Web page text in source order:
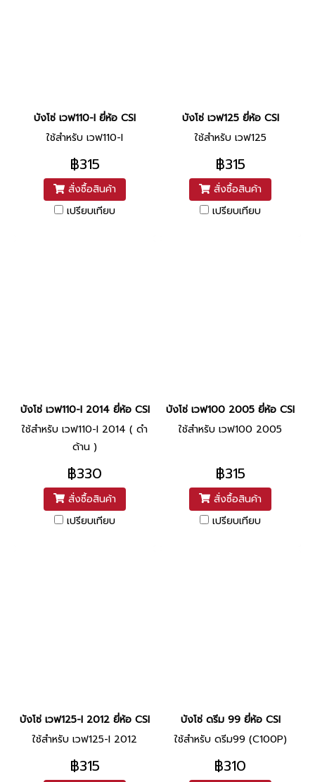
บังโซ่ เวฟ110-I ยี่ห้อ CSI
ใช้สำหรับ เวฟ110-I
฿315
สั่งซื้อสินค้า
เปรียบเทียบ
บังโซ่ เวฟ125 ยี่ห้อ CSI
ใช้สำหรับ เวฟ125
฿315
สั่งซื้อสินค้า
เปรียบเทียบ
บังโซ่ เวฟ110-I 2014 ยี่ห้อ CSI
ใช้สำหรับ เวฟ110-I 2014 ( ดำ
ด้าน )
฿330
สั่งซื้อสินค้า
เปรียบเทียบ
บังโซ่ เวฟ100 2005 ยี่ห้อ CSI
ใช้สำหรับ เวฟ100 2005
฿315
สั่งซื้อสินค้า
เปรียบเทียบ
บังโซ่ เวฟ125-I 2012 ยี่ห้อ CSI
ใช้สำหรับ เวฟ125-I 2012
฿315
บังโซ่ ดรีม 99 ยี่ห้อ CSI
ใช้สำหรับ ดรีม99 (C100P)
฿310